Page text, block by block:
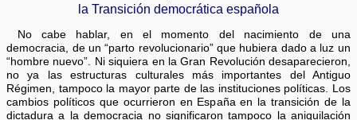
la Transición democrática española
No cabe hablar, en el momento del nacimiento de una
democracia, de un “parto revolucionario” que hubiera dado a luz un
“hombre nuevo”. Ni siquiera en la Gran Revolución desaparecieron,
no ya las estructuras culturales más importantes del Antiguo
Régimen, tampoco la mayor parte de las instituciones políticas. Los
cambios políticos que ocurrieron en España en la transición de la
dictadura a la democracia no significaron tampoco la aniquilación